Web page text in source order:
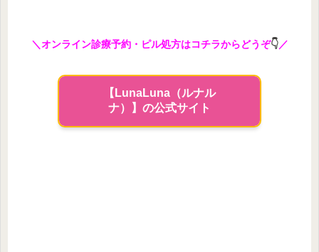
＼オンライン診療予約・ピル処方はコチラからどうぞ👇／
【LunaLuna（ルナル
ナ）】の公式サイト